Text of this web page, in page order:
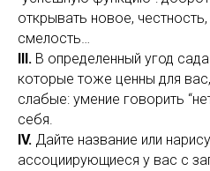
открывать новое, честность,
смелость…
III. В определенный угод сада
которые тоже ценны для
слабые: умение говорить
себя.
IV. Дайте название или
ассоциирующиеся у вас с